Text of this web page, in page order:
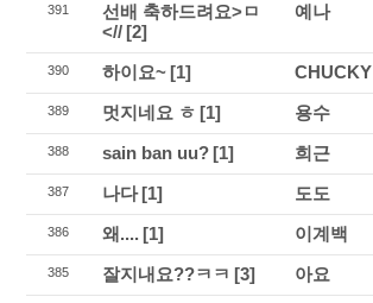
391
선배 축하드려요>ㅁ
<// [2]
예나
390 하이요~ [1] CHUCKY
389 멋지네요 ㅎ [1] 용수
388 sain ban uu? [1] 희근
387 나다[1] 도도
386 왜.... [1] 이계백
385 잘지내요??ㅋㅋ [3] 아요